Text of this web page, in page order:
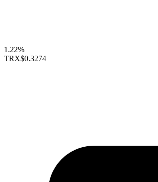
1.22%
TRX$0.3274